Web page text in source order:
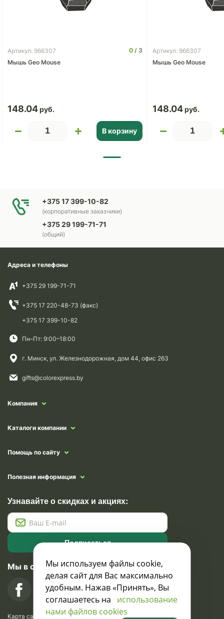
Артикул: 966307 0
3
Мышь Geo Mouse
148.04
В корзину
Артикул: 966307
Мышь Geo Mouse
148.04
+375 17 399-10-82
(корпоративные заказчики)
+375 29 199-71-71
(общий)
Адреса и телефоны
+375 29 199-71-71
+375 17 220-48-73 (факс)
+375 17 399-10-82
Пн–Пт: 9:00–18:00
г. Минск, ул. Железнодорожная, дом 44, офис 263
gifts@colorexpress.by
Компания
Каталоги компании
Помощь по сайту
Полезная информация
Узнавайте о скидках и акциях:
Подписаться
Мы в социальных сетях
Карта сайта
Мы используем файлы cookie,
делая сайт для Вас максимально
удобным. Нажав «Принять», Вы
соглашаетесь на использование
нами файлов cookies